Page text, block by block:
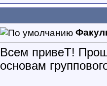
Всем привеТ!
основам